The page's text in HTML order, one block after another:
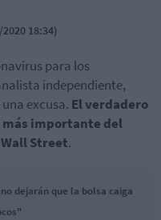
18:34)
para los
independiente,
excusa. El verdadero
más importante del
Street.
dejarán que la bolsa caiga